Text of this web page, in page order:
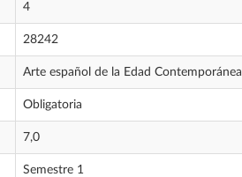
4
28242
Arte español de la Edad Contemporánea
Obligatoria
7,0
Semestre 1